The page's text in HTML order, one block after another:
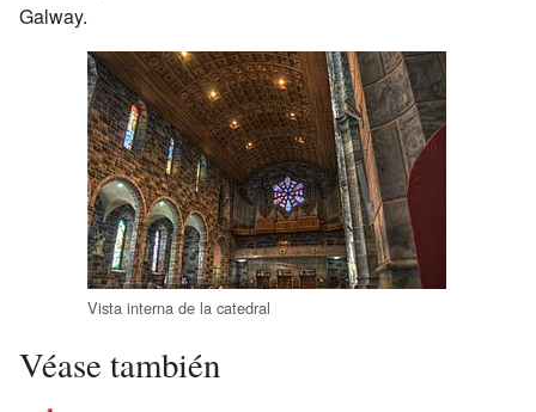
Galway.
Vista interna de la catedral
Véase también